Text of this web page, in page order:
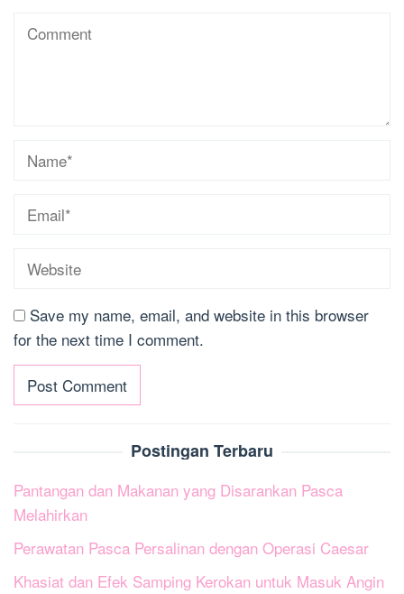
Save my name, email, and website in this browser
for the next time I comment.
Postingan Terbaru
Pantangan dan Makanan yang Disarankan Pasca
Melahirkan
Perawatan Pasca Persalinan dengan Operasi Caesar
Khasiat dan Efek Samping Kerokan untuk Masuk Angin